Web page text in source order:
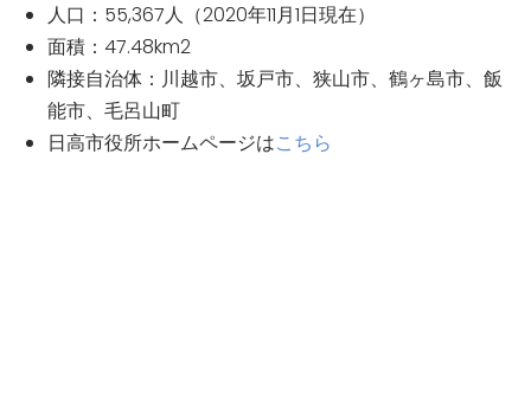
人口：55,367人（2020年11月1日現在）
面積：47.48km2
隣接自治体：川越市、坂戸市、狭山市、鶴ヶ島市、飯
能市、毛呂山町
日高市役所ホームページはこちら